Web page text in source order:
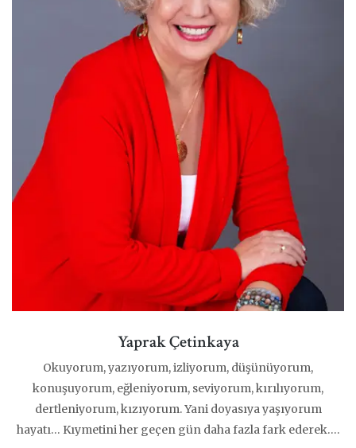
Yaprak Çetinkaya
Okuyorum, yazıyorum, izliyorum, düşünüyorum,
konuşuyorum, eğleniyorum, seviyorum, kırılıyorum,
dertleniyorum, kızıyorum. Yani doyasıya yaşıyorum
hayatı… Kıymetini her geçen gün daha fazla fark ederek….